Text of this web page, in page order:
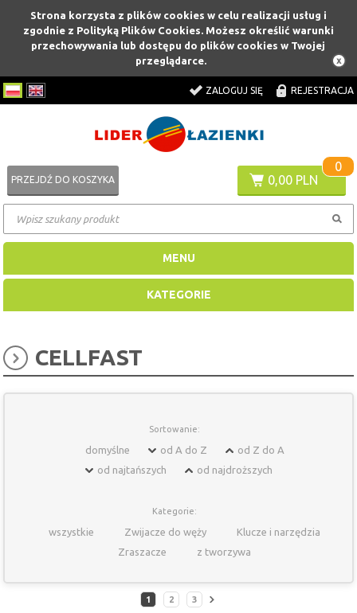
Strona korzysta z plików cookies w celu realizacji usług i
zgodnie z Polityką Plików Cookies. Możesz określić warunki
przechowywania lub dostępu do plików cookies w Twojej
przeglądarce.
ZALOGUJ SIĘ REJESTRACJA
0,00 PLN
0
PRZEJDŹ DO KOSZYKA
MENU
KATEGORIE
CELLFAST
Sortowanie:
domyślne od A do Z
od Z do A
od najtańszych
od najdroższych
Kategorie:
wszystkie Zwijacze do węży
Klucze i narzędzia
Zraszacze
z tworzywa
1 2 3